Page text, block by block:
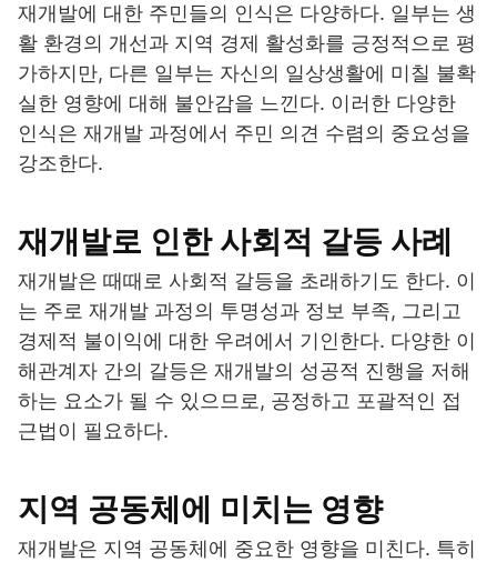
재개발에 대한 주민들의 인식은 다양하다. 일부는 생
활 환경의 개선과 지역 경제 활성화를 긍정적으로 평
가하지만, 다른 일부는 자신의 일상생활에 미칠 불확
실한 영향에 대해 불안감을 느낀다. 이러한 다양한
인식은 재개발 과정에서 주민 의견 수렴의 중요성을
강조한다.
재개발로 인한 사회적 갈등 사례
재개발은 때때로 사회적 갈등을 초래하기도 한다. 이
는 주로 재개발 과정의 투명성과 정보 부족, 그리고
경제적 불이익에 대한 우려에서 기인한다. 다양한 이
해관계자 간의 갈등은 재개발의 성공적 진행을 저해
하는 요소가 될 수 있으므로, 공정하고 포괄적인 접
근법이 필요하다.
지역 공동체에 미치는 영향
재개발은 지역 공동체에 중요한 영향을 미친다. 특히